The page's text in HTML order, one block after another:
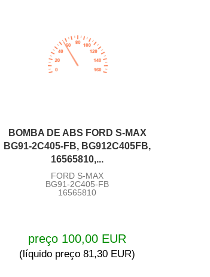
BOMBA DE ABS FORD S-MAX
BG91-2C405-FB, BG912C405FB,
16565810,...
FORD S-MAX
BG91-2C405-FB
16565810
preço 100,00 EUR
(líquido preço 81,30 EUR)